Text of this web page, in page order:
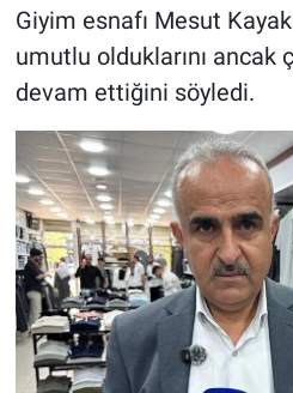
Giyim esnafı Mesut
umutlu olduklarını ancak
devam ettiğini söyledi.